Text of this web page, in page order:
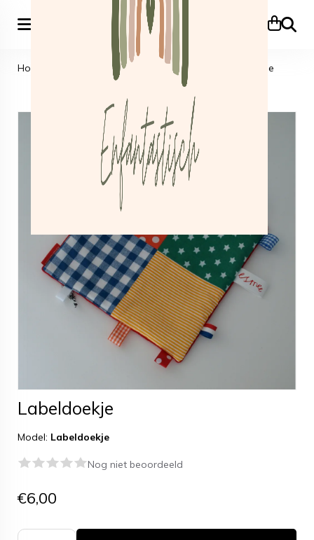
Zoeken
Home Kraamcadeautjes Labeldoekje Labeldoekje
Labeldoekje
Model: Labeldoekje
Nog niet beoordeeld
€6,00